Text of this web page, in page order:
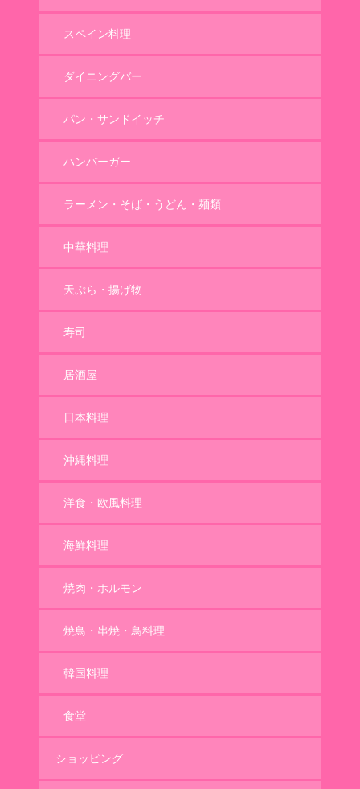
スペイン料理
ダイニングバー
パン・サンドイッチ
ハンバーガー
ラーメン・そば・うどん・麺類
中華料理
天ぷら・揚げ物
寿司
居酒屋
日本料理
沖縄料理
洋食・欧風料理
海鮮料理
焼肉・ホルモン
焼鳥・串焼・鳥料理
韓国料理
食堂
ショッピング